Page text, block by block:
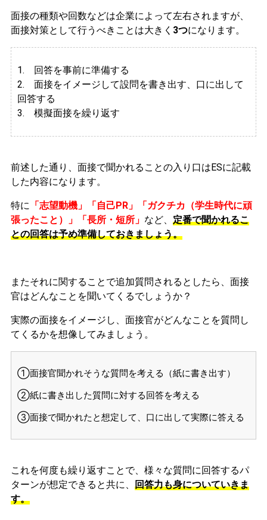
面接の種類や回数などは企業によって左右されますが、
面接対策として行うべきことは大きく 3つになります。
1. 回答を事前に準備する
2. 面接をイメージして設問を書き出す、口に出して
回答する
3. 模擬面接を繰り返す
前述した通り、面接で聞かれることの入り口はESに記載
した内容になります。
特に 「志望動機」「自己PR」「ガクチカ（学生時代に頑
張ったこと）」「長所・短所」 など、 定番で聞かれるこ
との回答は予め準備しておきましょう。
またそれに関することで追加質問されるとしたら、面接
官はどんなことを聞いてくるでしょうか？
実際の面接をイメージし、面接官がどんなことを質問し
てくるかを想像してみましょう。
①面接官聞かれそうな質問を考える（紙に書き出す）
②紙に書き出した質問に対する回答を考える
③面接で聞かれたと想定して、口に出して実際に答える
これを何度も繰り返すことで、様々な質問に回答するパ
ターンが想定できると共に、 回答力も身についていきま
す。